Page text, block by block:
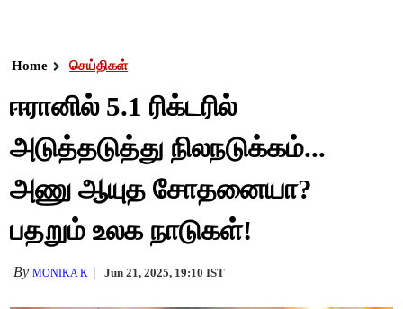
Home செய்திகள்
ஈரானில் 5.1 ரிக்டரில்
அடுத்தடுத்து நிலநடுக்கம்...
அணு ஆயுத சோதனையா?
பதறும் உலக நாடுகள்!
ByMONIKA K Jun 21, 2025, 19:10 IST